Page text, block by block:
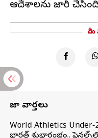
తాజా వార్తలు
World Athletics